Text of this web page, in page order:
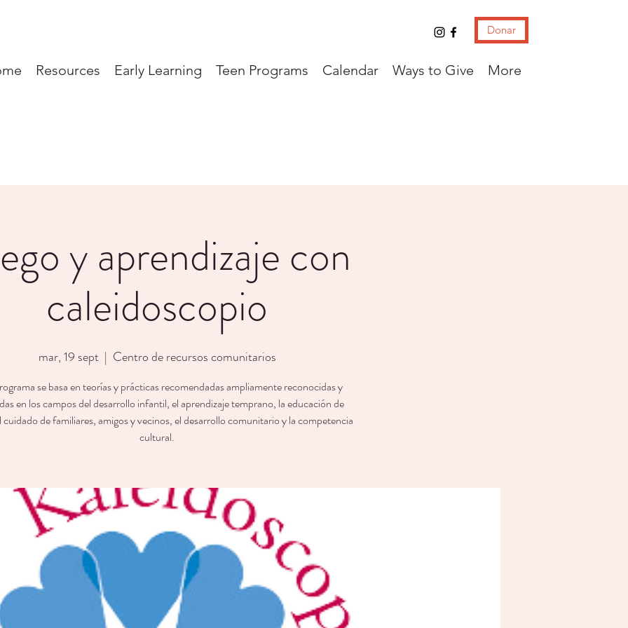
Donar
Resources Early Learning Teen Programs Calendar Ways to Give More
y aprendizaje con
caleidoscopio
mar, 19 sept
  |
Centro de recursos comunitarios
se basa en teorías y prácticas recomendadas ampliamente reconocidas y
en los campos del desarrollo infantil, el aprendizaje temprano, la educación de
cuidado de familiares, amigos y vecinos, el desarrollo comunitario y la competencia
cultural.